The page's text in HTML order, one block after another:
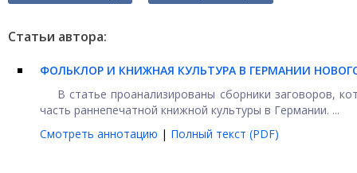
Статьи автора:
ФОЛЬКЛОР И КНИЖНАЯ КУЛЬТУРА В ГЕРМАНИИ
В статье проанализированы сборники заговоров,
часть раннепечатной книжной культуры в Германии. ...
Смотреть аннотацию | Полный текст (PDF)